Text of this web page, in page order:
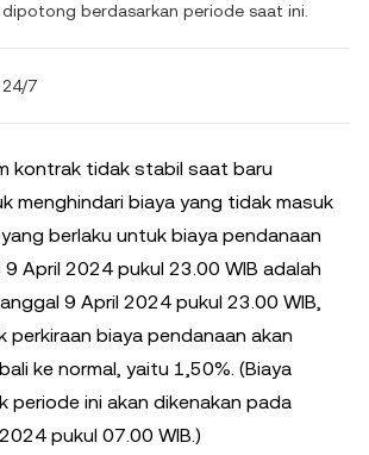
dipotong berdasarkan periode saat ini.
24/7
kontrak tidak stabil saat baru
menghindari biaya yang tidak masuk
berlaku untuk biaya pendanaan
April 2024 pukul 23.00 WIB adalah
9 April 2024 pukul 23.00 WIB,
biaya pendanaan akan
ke normal, yaitu 1,50%. (Biaya
periode ini akan dikenakan pada
pukul 07.00 WIB.)